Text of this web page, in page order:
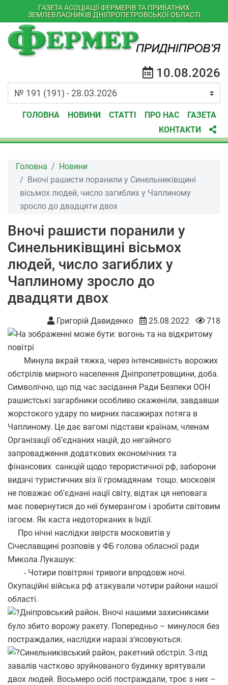
ГАЗЕТА АСОЦІАЦІЇ ФЕРМЕРІВ ТА ПРИВАТНИХ
ЗЕМЛЕВЛАСНИКІВ ДНІПРОПЕТРОВСЬКОЇ ОБЛАСТІ
10.08.2026
ГОЛОВНА НОВИНИ СТАТТІ ПРО НАС
ГАЗЕТА
КОНТАКТИ
Головна
Новини
Вночі рашисти поранили у Синельниківщині
вісьмох людей, число загиблих у Чаплиному
зросло до двадцяти двох
Вночі рашисти поранили у
Синельниківщині вісьмох
людей, число загиблих у
Чаплиному зросло до
двадцяти двох
Григорій Давиденко 25.08.2022 718
Минула вкрай тяжка, через інтенсивність ворожих
обстрілів мирного населення Дніпропетровщини, доба.
Символічно, що під час засідання Ради Безпеки ООН
рашистські загарбники особливо скаженіли, завдавши
жорстокого удару по мирних пасажирах потяга в
Чаплиному. Це дає вагомі підстави країнам, членам
Організації об'єднаних націй, до негайного
запровадження додаткових економічних та
фінансових санкцій щодо терористичної рф, заборони
видачі туристичних віз її громадянам тощо. московія
не поважає об'єднані нації світу, відтак ця неповага
має повернутися до неї бумерангом і зробити світовим
ізгоєм. Як каста недоторканих в Індії.
Про нічні наслідки звірств московитів у
Січеславщині розповів у ФБ голова обласної ради
Микола Лукашук:
- Чотири повітряні тривоги впродовж ночі.
Окупаційні війська рф атакували чотири райони нашої
області.
Дніпровський район. Вночі нашими захисниками
було збито ворожу ракету. Попередньо – минулося без
постраждалих, наслідки наразі з‘ясовуються.
Синельниківський район, ракетний обстріл. З-під
завалів частково зруйнованого будинку врятували
двох людей. Восьмеро осіб постраждали, троє з них –